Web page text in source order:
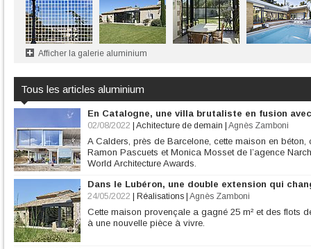
Afficher la galerie aluminium
Tous les articles aluminium
En Catalogne, une villa brutaliste en fusion
02/08/2022 Achitecture de demain Agnès Zamboni
A Calders, près de Barcelone, cette maison en
Ramon Pascuets et Monica Mosset de l’agence
World Architecture Awards.
Dans le Lubéron, une double extension qui
24/05/2022 Réalisations Agnès Zamboni
Cette maison provençale a gagné 25 m² et des flots
à une nouvelle pièce à vivre.